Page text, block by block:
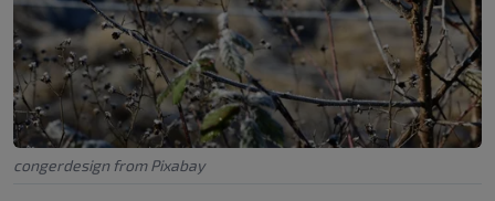
congerdesign from Pixabay